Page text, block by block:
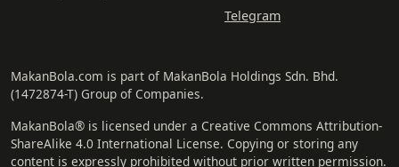
Telegram
MakanBola.com is part of MakanBola Holdings Sdn. Bhd.
(1472874-T) Group of Companies.
MakanBola® is licensed under a Creative Commons Attribution-
ShareAlike 4.0 International License. Copying or storing any
content is expressly prohibited without prior written permission.